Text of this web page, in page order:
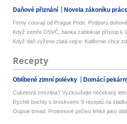
Daňové přiznání Novela zákoníku
Firmy couvají od Prague Pride. Podporu
Když zemře OSVČ, banka zablokuje přístup k
Když daň vyžene zlatá vejce. Kalifornie chce
Recepty
Oblíbené zimní polévky Domácí
Cuketová zmrzlina? Vyzkoušejte nečekaný
Rychlé buchty s broskvemi: 5 receptů na
Oopsie bread: Proteinové pečivo lehké jako